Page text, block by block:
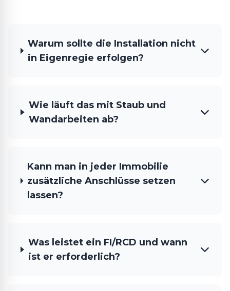
Warum sollte die Installation nicht
in Eigenregie erfolgen?
Wie läuft das mit Staub und
Wandarbeiten ab?
Kann man in jeder Immobilie
zusätzliche Anschlüsse setzen
lassen?
Was leistet ein FI/RCD und wann
ist er erforderlich?